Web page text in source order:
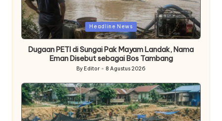
Posted
in
Headline News
Dugaan PETI di Sungai Pak Mayam Landak, Nama
Eman Disebut sebagai Bos Tambang
Posted
By Editor 8 Agustus 2026